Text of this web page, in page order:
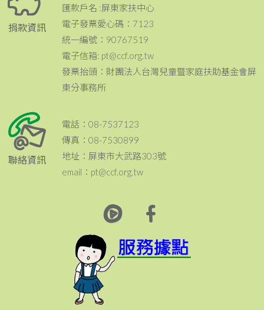
捐款資訊
匯款戶名 :屏東家扶中心
電子發票愛心碼：7123
統一編號：90767519
電子信箱: pt@ccf.org.tw
發票抬頭：財團法人台灣兒童暨家庭扶助基金會屏
東分事務所
聯絡資訊
電話：08-7537123
傳真：08-7530899
地址：屏東市大武路303號
email：pt@ccf.org.tw